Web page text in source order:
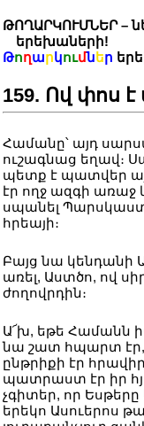
ԹՈՂԱՐԿՈՒՄՆԵՐ –
երեխաների!
Թողարկումներ
159. Ով փոս է
Համանը՝ այդ
ուշագնաց եղավ։
պետք է պատվեր
էր ողջ ազգի
սպանել
հրեայի։
Բայց նա կենդանի
առել, Աստծո, ով
ժողովրդին։
Ա՜խ, եթե Համանն
նա շատ հպարտ էր,
ընթրիքի էր
պատրաստ էր իր
չգիտեր, որ
երեկո Ասուերոս